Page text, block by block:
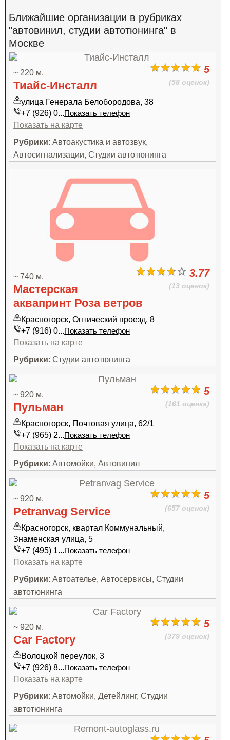
Ближайшие организации в рубриках
"автовинил, студии автотюнинга" в
Москве
5
(58 оценок)
~ 220 м.
Тиайс-Инсталл
улица Генерала Белобородова, 38
+7 (926) 0...Показать телефон
Показать на карте
Рубрики: Автоакустика и автозвук,
Автосигнализации, Студии автотюнинга
3.77
(13 оценок)
~ 740 м.
Мастерская
аквапринт Роза ветров
Красногорск, Оптический проезд, 8
+7 (916) 0...Показать телефон
Показать на карте
Рубрики: Студии автотюнинга
5
(161 оценка)
~ 920 м.
Пульман
Красногорск, Почтовая улица, 62/1
+7 (965) 2...Показать телефон
Показать на карте
Рубрики: Автомойки, Автовинил
5
(657 оценок)
~ 920 м.
Petranvag Service
Красногорск, квартал Коммунальный,
Знаменская улица, 5
+7 (495) 1...Показать телефон
Показать на карте
Рубрики: Автоателье, Автосервисы, Студии
автотюнинга
5
(379 оценок)
~ 920 м.
Car Factory
Волоцкой переулок, 3
+7 (926) 8...Показать телефон
Показать на карте
Рубрики: Автомойки, Детейлинг, Студии
автотюнинга